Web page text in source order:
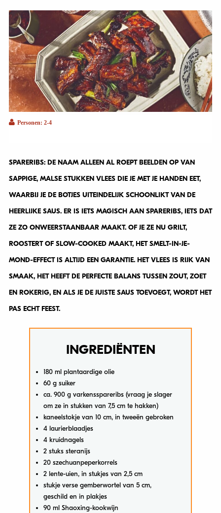
Personen: 2-4
SPARERIBS: DE NAAM ALLEEN AL ROEPT BEELDEN OP VAN
SAPPIGE, MALSE STUKKEN VLEES DIE JE MET JE HANDEN EET,
WAARBIJ JE DE BOTJES UITEINDELIJK SCHOONLIKT VAN DE
HEERLIJKE SAUS. ER IS IETS MAGISCH AAN SPARERIBS, IETS DAT
ZE ZO ONWEERSTAANBAAR MAAKT. OF JE ZE NU GRILT,
ROOSTERT OF SLOW-COOKED MAAKT, HET SMELT-IN-JE-
MOND-EFFECT IS ALTIJD EEN GARANTIE. HET VLEES IS RIJK VAN
SMAAK, HET HEEFT DE PERFECTE BALANS TUSSEN ZOUT, ZOET
EN ROKERIG, EN ALS JE DE JUISTE SAUS TOEVOEGT, WORDT HET
PAS ECHT FEEST.
INGREDIËNTEN
180 ml plantaardige olie
60 g suiker
ca. 900 g varkensspareribs (vraag je slager
om ze in stukken van 7,5 cm te hakken)
kaneelstokje van 10 cm, in tweeën gebroken
4 laurierblaadjes
4 kruidnagels
2 stuks steranijs
20 szechuanpeperkorrels
2 lente-uien, in stukjes van 2,5 cm
stukje verse gemberwortel van 5 cm,
geschild en in plakjes
90 ml Shaoxing-kookwijn